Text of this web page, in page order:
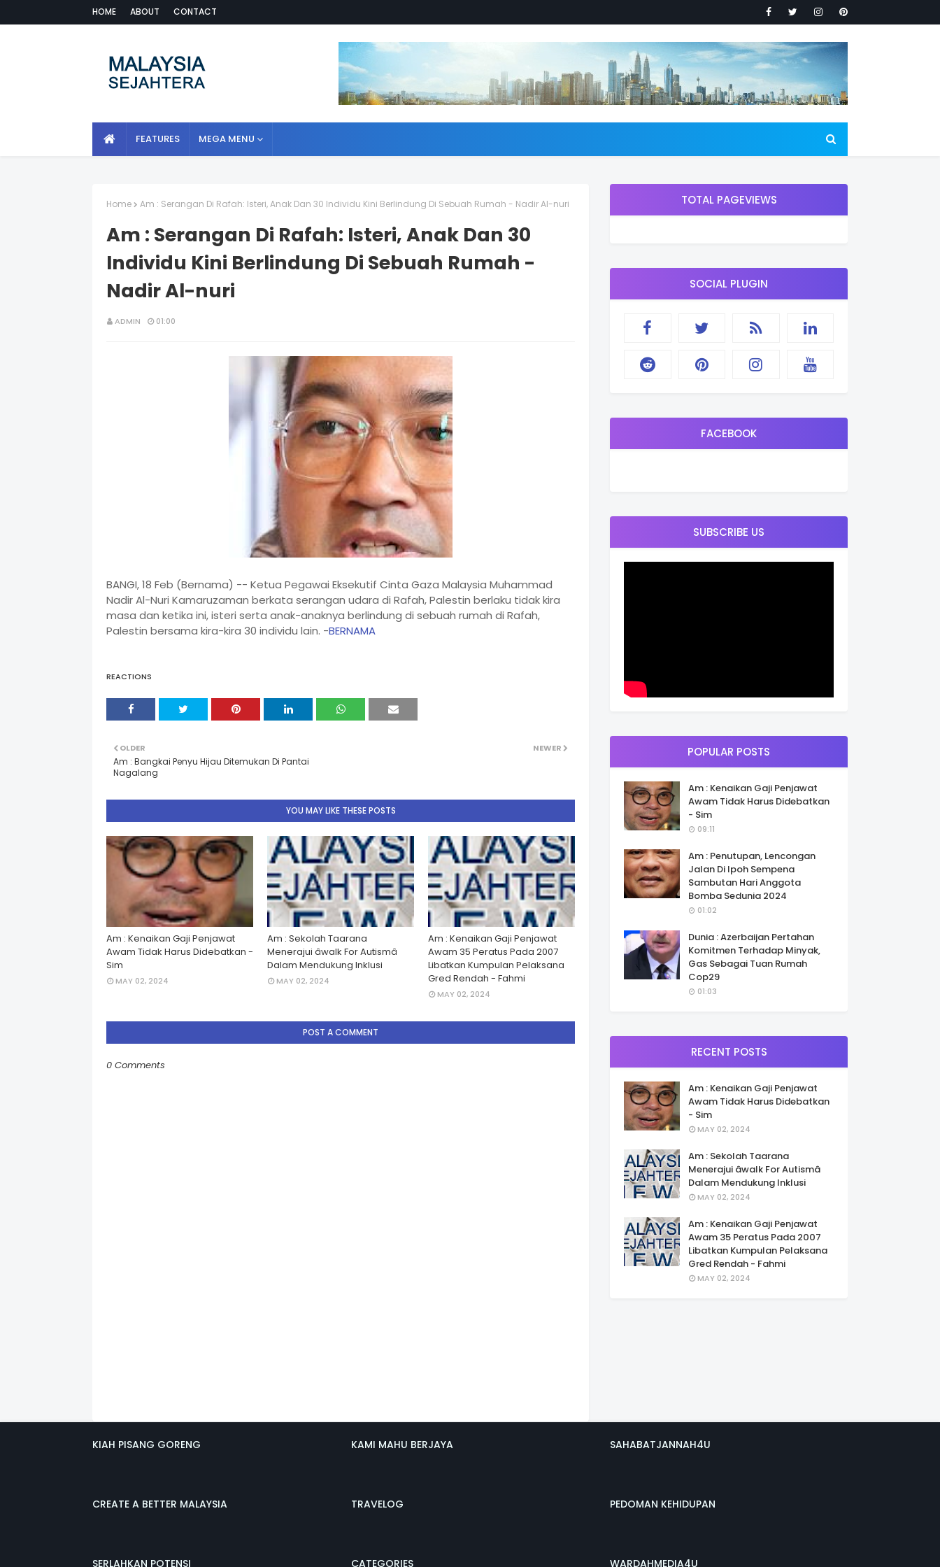
HOME ABOUT CONTACT
FEATURES MEGA MENU
Home Am : Serangan Di Rafah: Isteri, Anak Dan 30 Individu Kini Berlindung Di Sebuah Rumah - Nadir Al-nuri
Am : Serangan Di Rafah: Isteri, Anak Dan 30
Individu Kini Berlindung Di Sebuah Rumah -
Nadir Al-nuri
ADMIN 01:00
BANGI, 18 Feb (Bernama) -- Ketua Pegawai Eksekutif Cinta Gaza Malaysia Muhammad
Nadir Al-Nuri Kamaruzaman berkata serangan udara di Rafah, Palestin berlaku tidak kira
masa dan ketika ini, isteri serta anak-anaknya berlindung di sebuah rumah di Rafah,
Palestin bersama kira-kira 30 individu lain. -BERNAMA
REACTIONS
NEWER
OLDER
Am : Bangkai Penyu Hijau Ditemukan Di Pantai
Nagalang
YOU MAY LIKE THESE POSTS
Am : Kenaikan Gaji Penjawat
Awam Tidak Harus Didebatkan -
Sim
MAY 02, 2024
Am : Sekolah Taarana
Menerajui âwalk For Autismâ
Dalam Mendukung Inklusi
MAY 02, 2024
Am : Kenaikan Gaji Penjawat
Awam 35 Peratus Pada 2007
Libatkan Kumpulan Pelaksana
Gred Rendah - Fahmi
MAY 02, 2024
POST A COMMENT
0 Comments
TOTAL PAGEVIEWS
SOCIAL PLUGIN
FACEBOOK
SUBSCRIBE US
POPULAR POSTS
Am : Kenaikan Gaji Penjawat
Awam Tidak Harus Didebatkan
- Sim
09:11
Am : Penutupan, Lencongan
Jalan Di Ipoh Sempena
Sambutan Hari Anggota
Bomba Sedunia 2024
01:02
Dunia : Azerbaijan Pertahan
Komitmen Terhadap Minyak,
Gas Sebagai Tuan Rumah
Cop29
01:03
RECENT POSTS
Am : Kenaikan Gaji Penjawat
Awam Tidak Harus Didebatkan
- Sim
MAY 02, 2024
Am : Sekolah Taarana
Menerajui âwalk For Autismâ
Dalam Mendukung Inklusi
MAY 02, 2024
Am : Kenaikan Gaji Penjawat
Awam 35 Peratus Pada 2007
Libatkan Kumpulan Pelaksana
Gred Rendah - Fahmi
MAY 02, 2024
KIAH PISANG GORENG
CREATE A BETTER MALAYSIA
SERLAHKAN POTENSI
KAMI MAHU BERJAYA
TRAVELOG
CATEGORIES
SAHABATJANNAH4U
PEDOMAN KEHIDUPAN
WARDAHMEDIA4U